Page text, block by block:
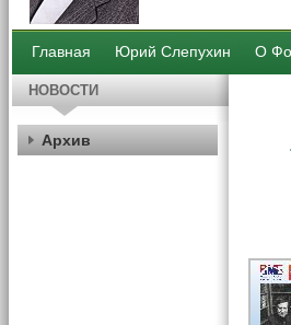
Главная Юрий Слепухин О
НОВОСТИ
Архив